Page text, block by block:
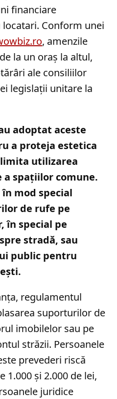
financiare
Conform unei
, amenzile
la un oraș la altul,
ale consiliilor
legislații unitare la
adoptat aceste
a proteja estetica
utilizarea
a spațiilor comune.
mod special
de rufe pe
în special pe
stradă, sau
public pentru
regulamentul
suporturilor de
imobilelor sau pe
străzii. Persoanele
prevederi riscă
1.000 și 2.000 de lei,
juridice